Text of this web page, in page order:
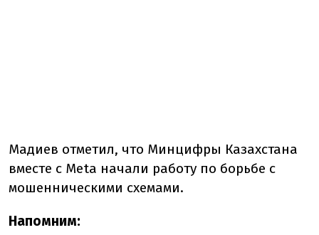
Мадиев отметил, что Минцифры Казахстана
вместе с Meta начали работу по борьбе с
мошенническими схемами.
Напомним: